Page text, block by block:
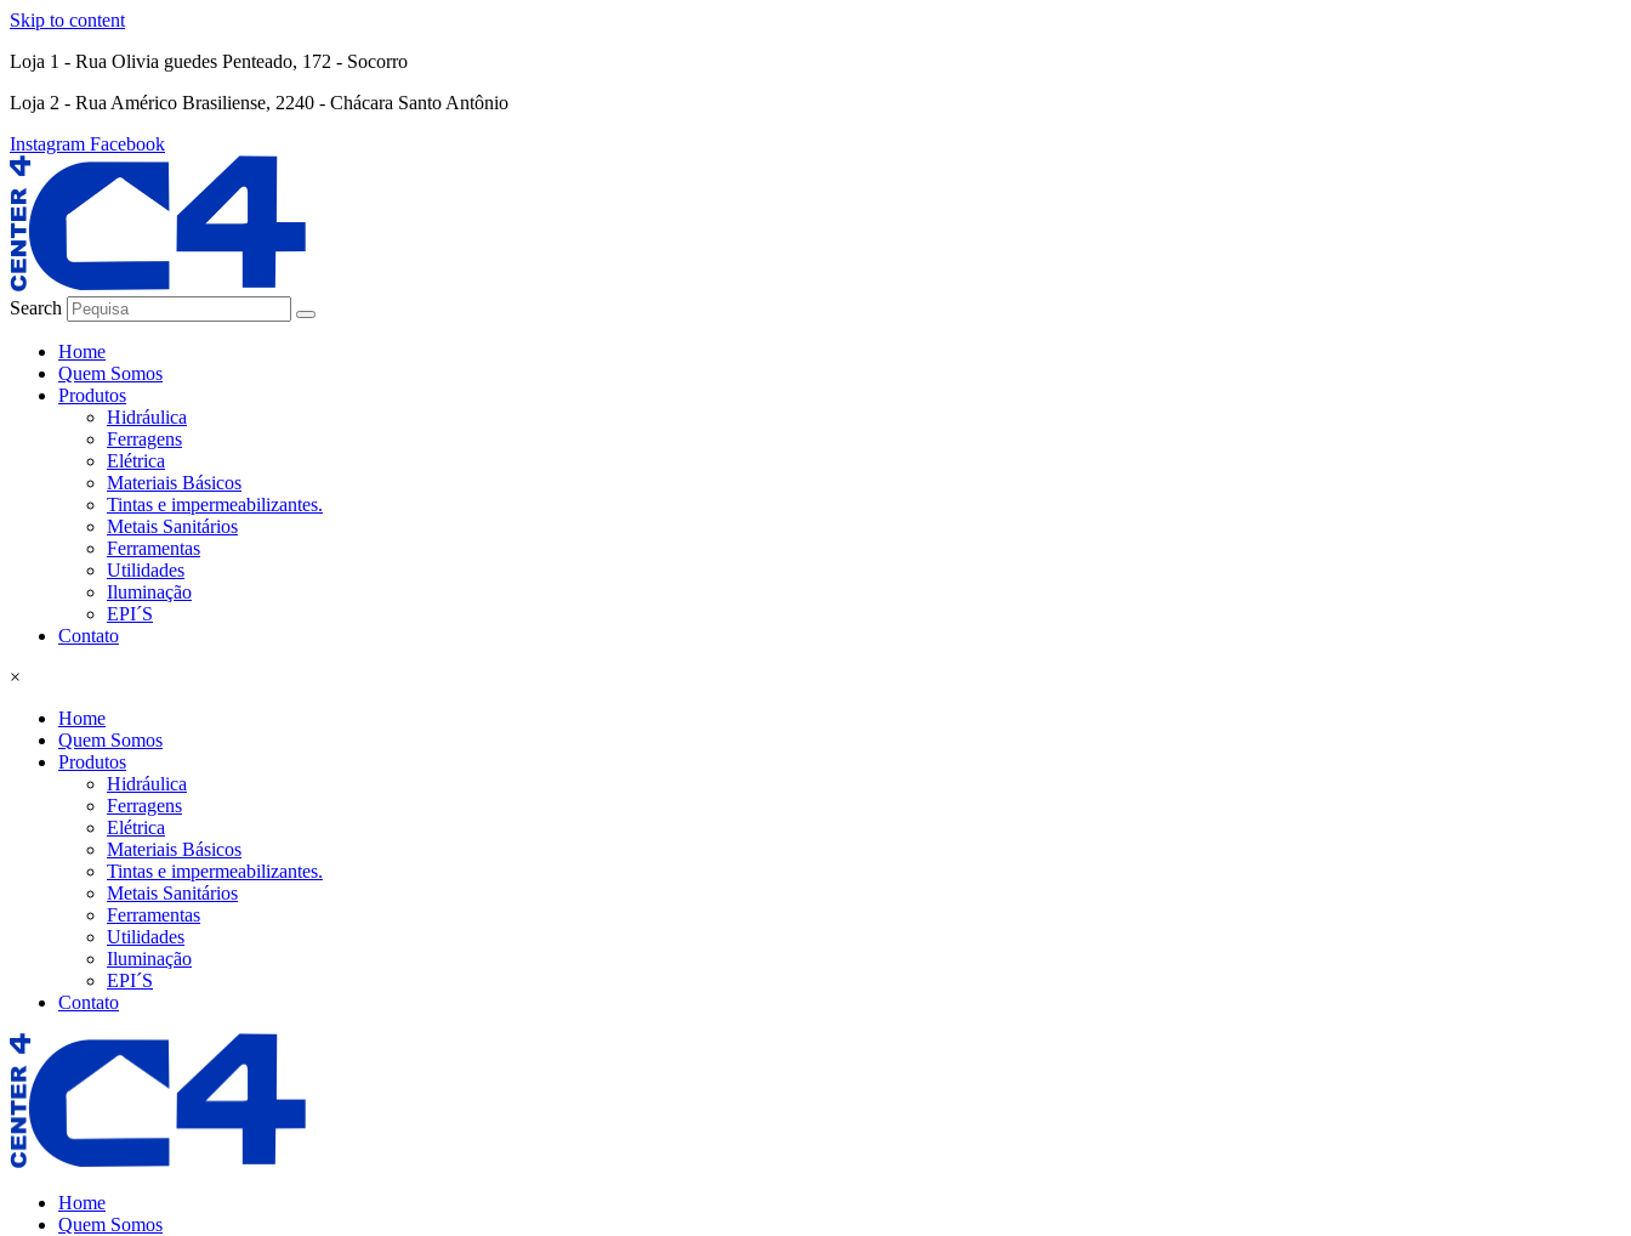
Skip to content
Loja 1 - Rua Olivia guedes Penteado, 172 - Socorro
Loja 2 - Rua Américo Brasiliense, 2240 - Chácara Santo Antônio
Instagram Facebook
Search
Home
Quem Somos
Produtos
Hidráulica
Ferragens
Elétrica
Materiais Básicos
Tintas e impermeabilizantes.
Metais Sanitários
Ferramentas
Utilidades
Iluminação
EPI´S
Contato
×
Home
Quem Somos
Produtos
Hidráulica
Ferragens
Elétrica
Materiais Básicos
Tintas e impermeabilizantes.
Metais Sanitários
Ferramentas
Utilidades
Iluminação
EPI´S
Contato
Home
Quem Somos